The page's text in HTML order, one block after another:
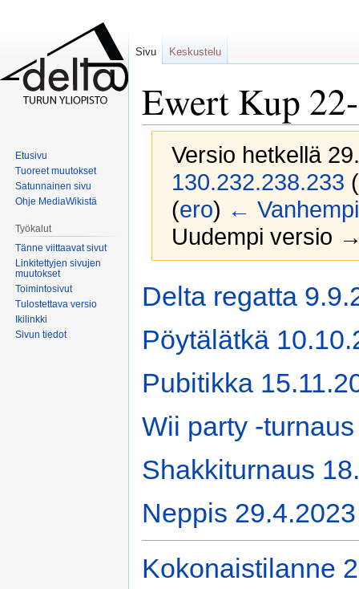
Ewert Kup
Versio hetkellä
130.232.238.233 (
(ero) ←
Uudempi versio
navigaatioon
hakuun
Delta regatta
Pöytälätkä
Pubitikka
Wii party -
Shakkiturnaus
Neppis 29.4.2023
Kokonaistilanne
Sivu Keskustelu
Etusivu
Tuoreet muutokset
Satunnainen sivu
Ohje MediaWikistä
Työkalut
Tänne viittaavat sivut
Linkitettyjen sivujen
muutokset
Toimintosivut
Tulostettava versio
Ikilinkki
Sivun tiedot